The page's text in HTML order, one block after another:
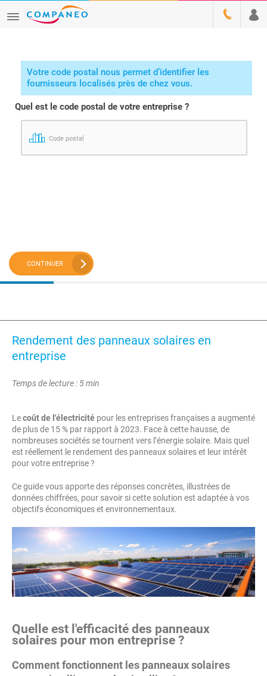
Votre code postal nous permet d’identifier les
fournisseurs localisés près de chez vous.
Quel est le code postal de votre entreprise ?
Code postal
CONTINUER
Rendement des panneaux solaires en
entreprise
Temps de lecture : 5 min
Lecoût de l'électricité pour les entreprises françaises a augmenté
de plus de 15 % par rapport à 2023. Face à cette hausse, de
nombreuses sociétés se tournent vers l’énergie solaire. Mais quel
est réellement le rendement des panneaux solaires et leur intérêt
pour votre entreprise ?
Ce guide vous apporte des réponses concrètes, illustrées de
données chiffrées, pour savoir si cette solution est adaptée à vos
objectifs économiques et environnementaux.
Quelle est l'efficacité des panneaux
solaires pour mon entreprise ?
Comment fonctionnent les panneaux solaires